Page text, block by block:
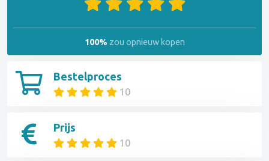
Bestelproces
10
Prijs
10
100% zou opnieuw kopen